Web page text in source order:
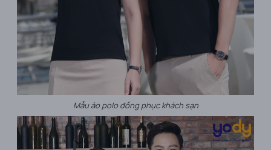
Mẫu áo polo đồng phục khách sạn